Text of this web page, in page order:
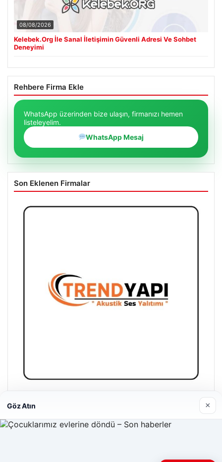
08/08/2026
Kelebek.Org İle Sanal İletişimin Güvenli Adresi Ve Sohbet
Deneyimi
Rehbere Firma Ekle
WhatsApp üzerinden bize ulaşın, firmanızı hemen
listeleyelim.
WhatsApp Mesaj
Son Eklenen Firmalar
Trend Yapı Akustik
Göz Atın ×